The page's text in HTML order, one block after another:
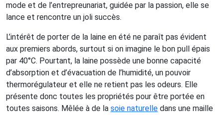
mode et de l’entrepreunariat, guidée par la passion, elle se
lance et rencontre un joli succès.
L’intérêt de porter de la laine en été ne paraît pas évident
aux premiers abords, surtout si on imagine le bon pull épais
par 40°C. Pourtant, la laine possède une bonne capacité
d’absorption et d’évacuation de l’humidité, un pouvoir
thermorégulateur et elle ne retient pas les odeurs. Elle
présente donc toutes les propriétés pour être portée en
toutes saisons. Mêlée à de la soie naturelle dans une maille